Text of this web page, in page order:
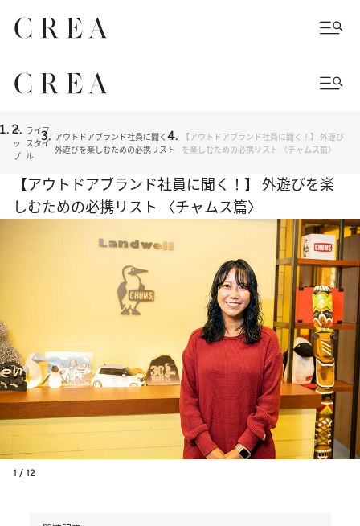
ト
ッ
プ
ライフ
スタイ
ル
アウトドアブランド社員に聞く！
外遊びを楽しむための必携リスト
【アウトドアブランド社員に聞く！】 外遊び
を楽しむための必携リスト 〈チャムス篇〉
【アウトドアブランド社員に聞く！】 外遊びを楽
しむための必携リスト 〈チャムス篇〉
1 / 12